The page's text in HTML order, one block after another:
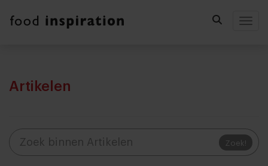
Artikelen
Zoek!